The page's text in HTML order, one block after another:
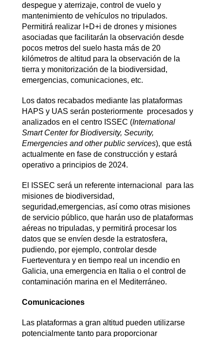
despegue y aterrizaje, control de vuelo y
mantenimiento de vehículos no tripulados.
Permitirá realizar I+D+i de drones y misiones
asociadas que facilitarán la observación desde
pocos metros del suelo hasta más de 20
kilómetros de altitud para la observación de la
tierra y monitorización de la biodiversidad,
emergencias, comunicaciones, etc.
Los datos recabados mediante las plataformas
HAPS y UAS serán posteriormente procesados y
analizados en el centro ISSEC (International
Smart Center for Biodiversity, Security,
Emergencies and other public services), que está
actualmente en fase de construcción y estará
operativo a principios de 2024.
El ISSEC será un referente internacional para las
misiones de biodiversidad,
seguridad,emergencias, así como otras misiones
de servicio público, que harán uso de plataformas
aéreas no tripuladas, y permitirá procesar los
datos que se envíen desde la estratosfera,
pudiendo, por ejemplo, controlar desde
Fuerteventura y en tiempo real un incendio en
Galicia, una emergencia en Italia o el control de
contaminación marina en el Mediterráneo.
Comunicaciones
Las plataformas a gran altitud pueden utilizarse
potencialmente tanto para proporcionar